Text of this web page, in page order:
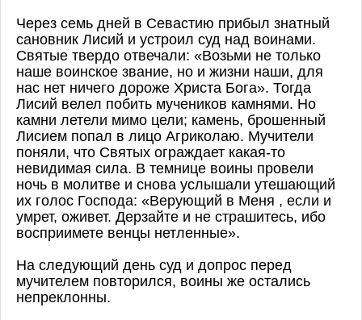
Через семь дней в Севастию прибыл знатный
сановник Лисий и устроил суд над воинами.
Святые твердо отвечали: «Возьми не только
наше воинское звание, но и жизни наши, для
нас нет ничего дороже Христа Бога». Тогда
Лисий велел побить мучеников камнями. Но
камни летели мимо цели; камень, брошенный
Лисием попал в лицо Агриколаю. Мучители
поняли, что Святых ограждает какая-то
невидимая сила. В темнице воины провели
ночь в молитве и снова услышали утешающий
их голос Господа: «Верующий в Меня , если и
умрет, оживет. Дерзайте и не страшитесь, ибо
восприимете венцы нетленные».
На следующий день суд и допрос перед
мучителем повторился, воины же остались
непреклонны.